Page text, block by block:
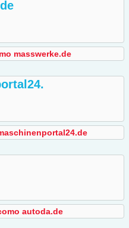
masswerke.de
autoda.de